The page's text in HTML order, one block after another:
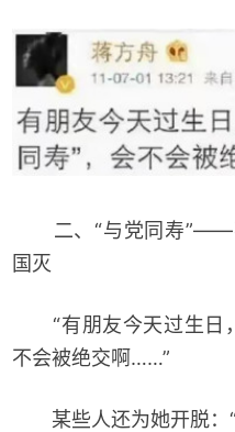
二、“与党同寿”——
国灭
“有朋友今天过生日
不会被绝交啊……”
某些人还为她开脱：“